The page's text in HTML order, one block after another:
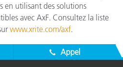
en utilisant des solutions
avec AxF. Consultez la liste
www.xrite.com/axf.
Appel